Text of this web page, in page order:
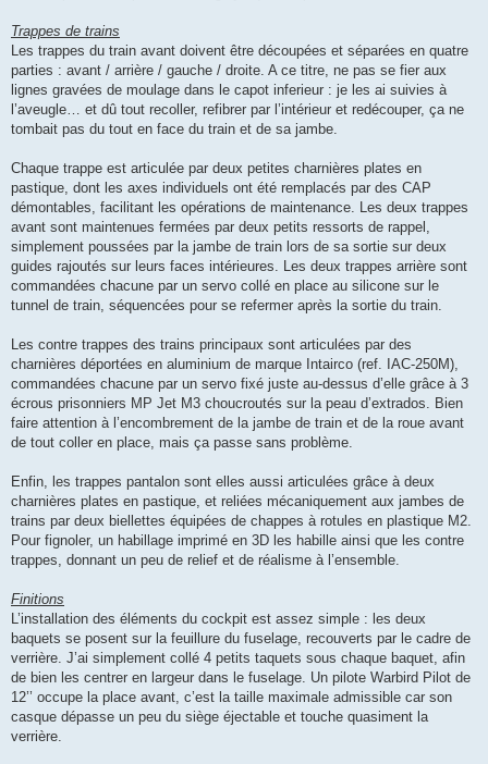
Trappes de trains
Les trappes du train avant doivent être découpées et séparées en quatre
parties : avant / arrière / gauche / droite. A ce titre, ne pas se fier aux
lignes gravées de moulage dans le capot inferieur : je les ai suivies à
l’aveugle… et dû tout recoller, refibrer par l’intérieur et redécouper, ça ne
tombait pas du tout en face du train et de sa jambe.
Chaque trappe est articulée par deux petites charnières plates en
pastique, dont les axes individuels ont été remplacés par des CAP
démontables, facilitant les opérations de maintenance. Les deux trappes
avant sont maintenues fermées par deux petits ressorts de rappel,
simplement poussées par la jambe de train lors de sa sortie sur deux
guides rajoutés sur leurs faces intérieures. Les deux trappes arrière sont
commandées chacune par un servo collé en place au silicone sur le
tunnel de train, séquencées pour se refermer après la sortie du train.
Les contre trappes des trains principaux sont articulées par des
charnières déportées en aluminium de marque Intairco (ref. IAC-250M),
commandées chacune par un servo fixé juste au-dessus d’elle grâce à 3
écrous prisonniers MP Jet M3 choucroutés sur la peau d’extrados. Bien
faire attention à l’encombrement de la jambe de train et de la roue avant
de tout coller en place, mais ça passe sans problème.
Enfin, les trappes pantalon sont elles aussi articulées grâce à deux
charnières plates en pastique, et reliées mécaniquement aux jambes de
trains par deux biellettes équipées de chappes à rotules en plastique M2.
Pour fignoler, un habillage imprimé en 3D les habille ainsi que les contre
trappes, donnant un peu de relief et de réalisme à l’ensemble.
Finitions
L’installation des éléments du cockpit est assez simple : les deux
baquets se posent sur la feuillure du fuselage, recouverts par le cadre de
verrière. J’ai simplement collé 4 petits taquets sous chaque baquet, afin
de bien les centrer en largeur dans le fuselage. Un pilote Warbird Pilot de
12’’ occupe la place avant, c’est la taille maximale admissible car son
casque dépasse un peu du siège éjectable et touche quasiment la
verrière.